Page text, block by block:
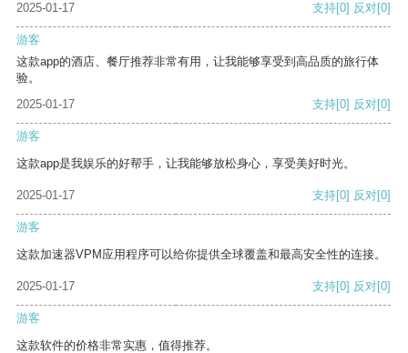
2025-01-17 支持[0] 反对[0]
游客
这款app的酒店、餐厅推荐非常有用，让我能够享受到高品质的旅行体
验。
2025-01-17
支持[0] 反对[0]
游客
这款app是我娱乐的好帮手，让我能够放松身心，享受美好时光。
2025-01-17 支持[0] 反对[0]
游客
这款加速器VPM应用程序可以给你提供全球覆盖和最高安全性的连接。
2025-01-17 支持[0] 反对[0]
游客
这款软件的价格非常实惠，值得推荐。